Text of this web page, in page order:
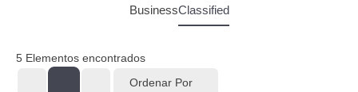
BusinessClassified
5 Elementos encontrados
Ordenar Por